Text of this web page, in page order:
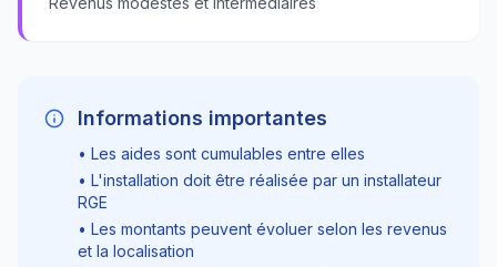
Informations importantes
• Les aides sont cumulables entre elles
• L'installation doit être réalisée par un installateur
RGE
• Les montants peuvent évoluer selon les revenus
et la localisation